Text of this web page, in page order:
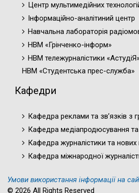
Центр мультимедійних
Інформаційно-аналітиний центр
Навчальна лабораторія
НВМ «Грінченко-інформ»
НВМ тележурналістики
НВМ «Студентська прес-служба»
Кафедри
Кафедра реклами та зв’язків з
Кафедра медіапродюсування
Кафедра журналістики та нових
Кафедра міжнародної
Умови використання інформації на
© 2026 All Rights Reserved